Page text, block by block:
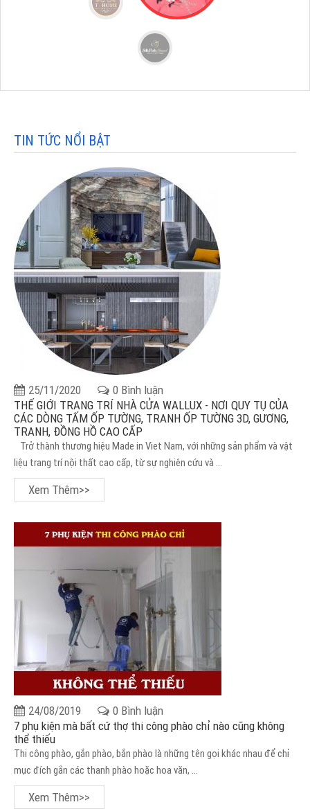
TIN TỨC NỔI BẬT
25/11/2020
0 Bình luận
THẾ GIỚI TRANG TRÍ NHÀ CỬA WALLUX - NƠI QUY TỤ CỦA
CÁC DÒNG TẤM ỐP TƯỜNG, TRANH ỐP TƯỜNG 3D, GƯƠNG,
TRANH, ĐỒNG HỒ CAO CẤP
Trở thành thương hiệu Made in Viet Nam, với những sản phẩm và vật
liệu trang trí nội thất cao cấp, từ sự nghiên cứu và ...
Xem Thêm>>
24/08/2019
0 Bình luận
7 phụ kiện mà bất cứ thợ thi công phào chỉ nào cũng không
thể thiếu
Thi công phào, gắn phào, bắn phào là những tên gọi khác nhau để chỉ
mục đích gắn các thanh phào hoặc hoa văn, ...
Xem Thêm>>